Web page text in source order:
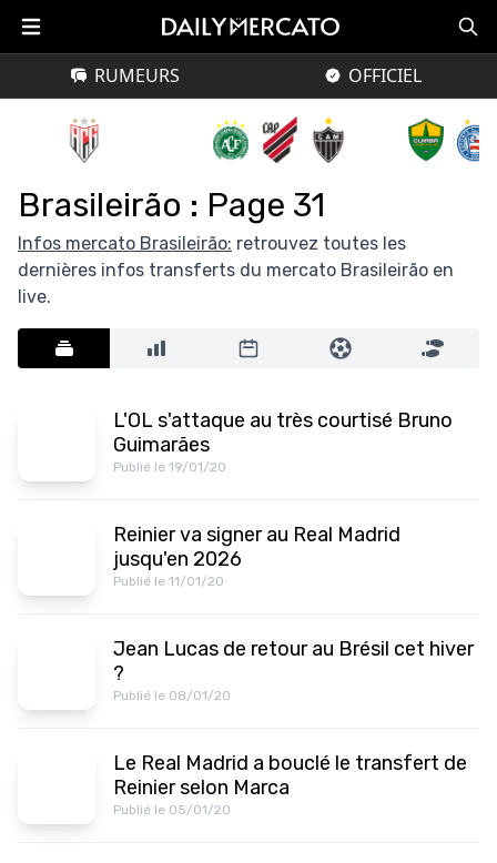
RUMEURS OFFICIEL
Brasileirão : Page 31
Infos mercato Brasileirão: retrouvez toutes les
dernières infos transferts du mercato Brasileirão en
live.
L'OL s'attaque au très courtisé Bruno
Guimarães
Publié le 19/01/20
Reinier va signer au Real Madrid
jusqu'en 2026
Publié le 11/01/20
Jean Lucas de retour au Brésil cet hiver
?
Publié le 08/01/20
Le Real Madrid a bouclé le transfert de
Reinier selon Marca
Publié le 05/01/20